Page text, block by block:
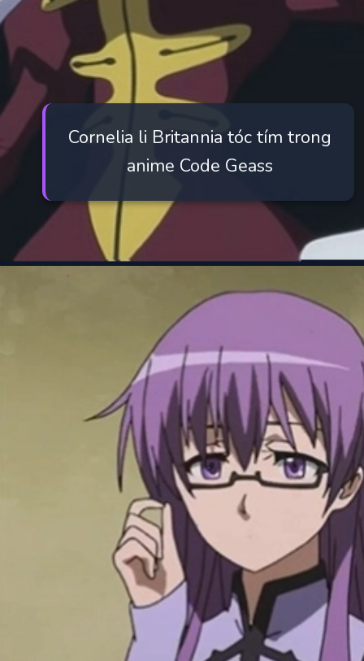
Cornelia li Britannia tóc tím trong
anime Code Geass